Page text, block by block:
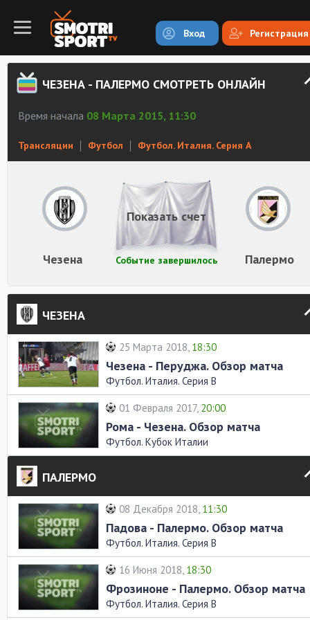
Вход Регистрация
ЧЕЗЕНА - ПАЛЕРМО СМОТРЕТЬ ОНЛАЙН
Время начала 08 Марта 2015, 11:30
Трансляции Футбол Футбол. Италия. Серия А
Чезена Палермо
Событие завершилось
Показать счет
ЧЕЗЕНА
25 Марта 2018, 18:30
Чезена - Перуджа. Обзор матча
Футбол. Италия. Серия В
01 Февраля 2017, 20:00
Рома - Чезена. Обзор матча
Футбол. Кубок Италии
ПАЛЕРМО
08 Декабря 2018, 11:30
Падова - Палермо. Обзор матча
Футбол. Италия. Серия В
16 Июня 2018, 18:30
Фрозиноне - Палермо. Обзор матча
Футбол. Италия. Серия В